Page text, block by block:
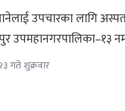
उपचारका लागि
उपमहानगरपालिका–१३
गते शुक्रवार